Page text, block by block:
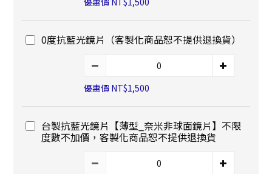
0度抗藍光鏡片（客製化商品恕不提供退換貨）
優惠價 NT$1,500
台製抗藍光鏡片【薄型_奈米非球面鏡片】不限
度數不加價，客製化商品恕不提供退換貨